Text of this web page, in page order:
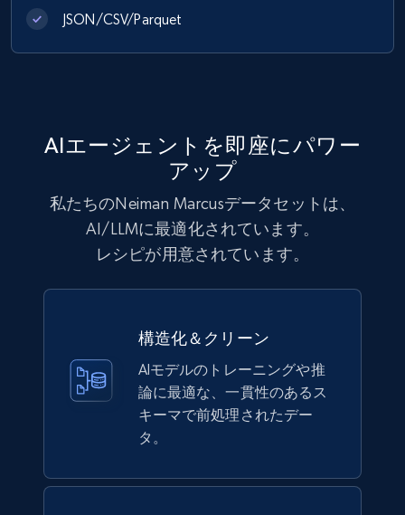
1.2K+ 208+ 今すぐ購入
Best Buy products
URL, Product id, Title, Images, Final price,
Currency, Discount, Initial price, and more.
eCommerce
1.1K+ 149+ 今すぐ購入
Lowes.com
URL, Domain, Marketplace pn, Sku, Other pn,
Model number, Gtin ean pn, Product name, and
JSON/CSV/Parquet
AIエージェントを即座にパワー
アップ
私たちのNeiman Marcusデータセットは、
AI/LLMに最適化されています。
レシピが用意されています。
構造化＆クリーン
AIモデルのトレーニングや推
論に最適な、一貫性のあるス
キーマで前処理されたデー
タ。